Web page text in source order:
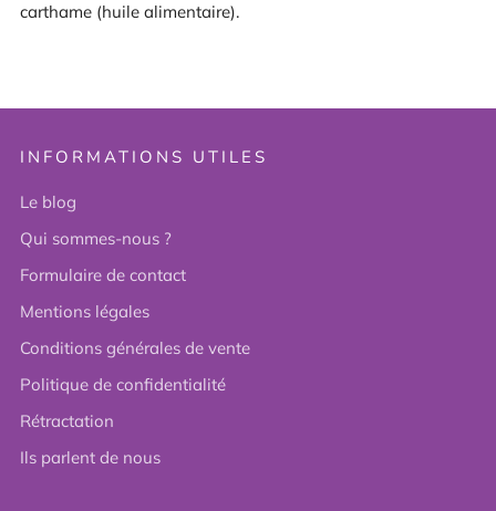
carthame (huile alimentaire).
INFORMATIONS UTILES
Le blog
Qui sommes-nous ?
Formulaire de contact
Mentions légales
Conditions générales de vente
Politique de confidentialité
Rétractation
Ils parlent de nous